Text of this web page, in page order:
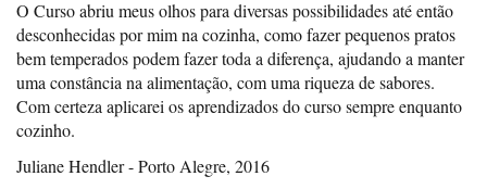
O Curso abriu meus olhos para diversas possibilidades até então
desconhecidas por mim na cozinha, como fazer pequenos pratos
bem temperados podem fazer toda a diferença, ajudando a manter
uma constância na alimentação, com uma riqueza de sabores.
Com certeza aplicarei os aprendizados do curso sempre enquanto
cozinho.
Juliane Hendler - Porto Alegre, 2016